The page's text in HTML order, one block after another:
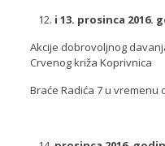
i 13. prosinca
Akcije dobrovoljnog
Crvenog križa Koprivnica
Braće Radića 7 u vremenu